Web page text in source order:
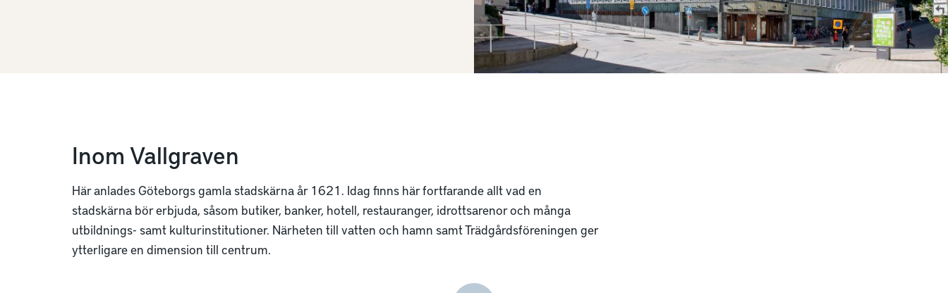
Inom Vallgraven
Här anlades Göteborgs gamla stadskärna år 1621. Idag finns här fortfarande allt vad en
stadskärna bör erbjuda, såsom butiker, banker, hotell, restauranger, idrottsarenor och många
utbildnings- samt kulturinstitutioner. Närheten till vatten och hamn samt Trädgårdsföreningen ger
ytterligare en dimension till centrum.